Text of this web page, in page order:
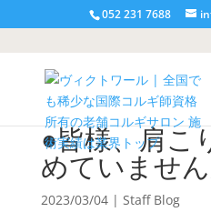
052 231 7688
●皆様、肩こ
めていませ
2023/03/04| Staff Blog